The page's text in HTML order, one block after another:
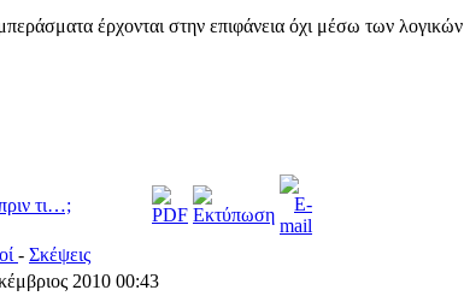
έρχονται στην επιφάνεια όχι μέσω των λογικών
τι…;
- Σκέψεις
2010 00:43